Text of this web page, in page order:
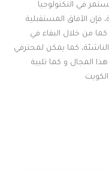
في التكنولوجيا
فإن الآفاق المستقبلية
من خلال البقاء في
كما يمكن لمحترفي
المجال و كما تلبية